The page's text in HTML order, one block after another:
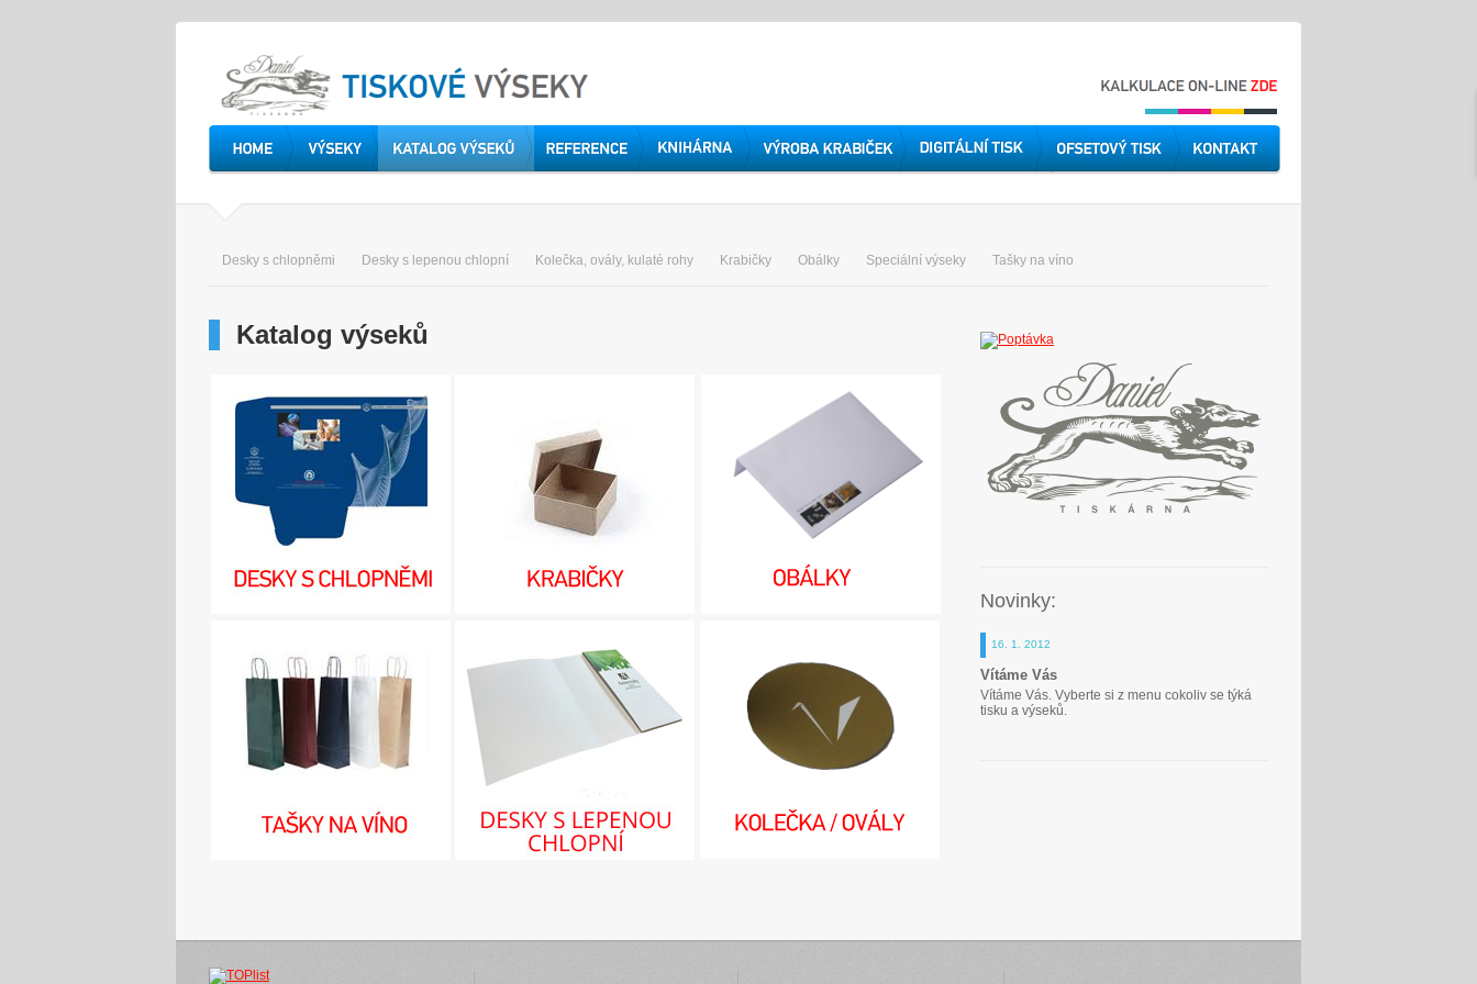
Desky s chlopněmi Desky s lepenou chlopní Kolečka, ovály, kulaté rohy Krabičky Obálky Speciální výseky Tašky na víno
Katalog výseků
Novinky:
16. 1. 2012
Vítáme Vás
Vítáme Vás. Vyberte si z menu cokoliv se týká
tisku a výseků.